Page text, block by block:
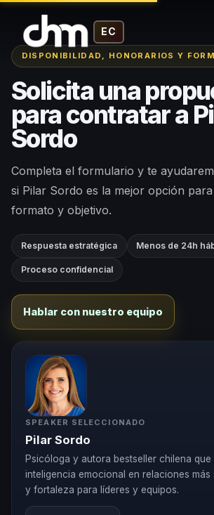
EC
DISPONIBILIDAD, HONORARIOS Y
Solicita una
para contratar a
Sordo
Completa el formulario y te
si Pilar Sordo es la mejor opción
formato y objetivo.
Respuesta estratégica Menos de 24h
Proceso confidencial
Hablar con nuestro equipo
SPEAKER SELECCIONADO
Pilar Sordo
Psicóloga y autora bestseller chilena
inteligencia emocional en relaciones más
y fortaleza para líderes y equipos.